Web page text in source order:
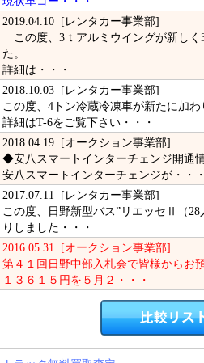
2019.04.10 [レンタカー事業部]
この度、3ｔアルミウイングが新しく
た。
詳細は・・・
2018.10.03 [レンタカー事業部]
この度、4トン冷蔵冷凍車が新たに加わ
詳細はT-6をご覧下さい・・・
2018.04.19 [オークション事業部]
◆安八スマートインターチェンジ開通
安八スマートインターチェンジが・・・
2017.07.11 [レンタカー事業部]
この度、日野新型バス”リエッセⅡ（28
りしました・・・
2016.05.31 [オークション事業部]
第４１回日野中部入札会で皆様からお
１３６１５円を５月２・・・